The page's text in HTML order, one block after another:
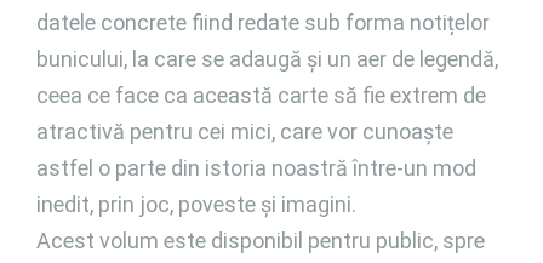
datele concrete fiind redate sub forma notițelor
bunicului, la care se adaugă și un aer de legendă,
ceea ce face ca această carte să fie extrem de
atractivă pentru cei mici, care vor cunoaște
astfel o parte din istoria noastră între-un mod
inedit, prin joc, poveste și imagini.
Acest volum este disponibil pentru public, spre